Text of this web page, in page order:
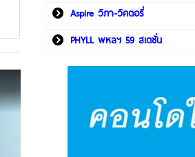
Aspire วิภา-วิคตอรี่
PHYLL พหลฯ 59 สเตชั่น